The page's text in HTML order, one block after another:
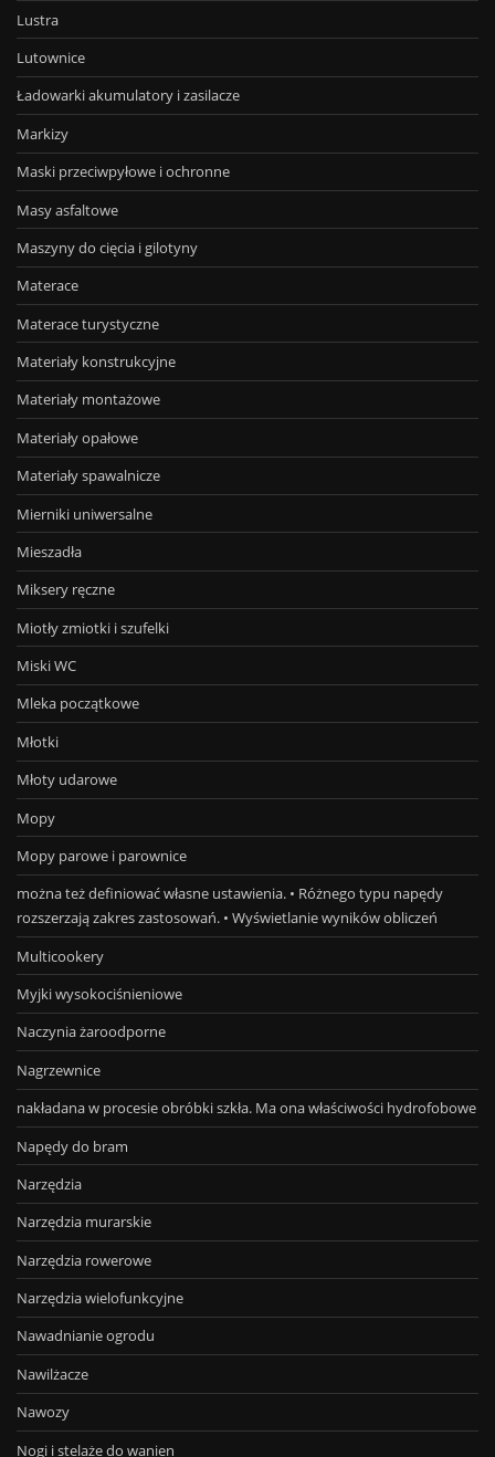
Lustra
Lutownice
Ładowarki akumulatory i zasilacze
Markizy
Maski przeciwpyłowe i ochronne
Masy asfaltowe
Maszyny do cięcia i gilotyny
Materace
Materace turystyczne
Materiały konstrukcyjne
Materiały montażowe
Materiały opałowe
Materiały spawalnicze
Mierniki uniwersalne
Mieszadła
Miksery ręczne
Miotły zmiotki i szufelki
Miski WC
Mleka początkowe
Młotki
Młoty udarowe
Mopy
Mopy parowe i parownice
można też definiować własne ustawienia. • Różnego typu napędy
rozszerzają zakres zastosowań. • Wyświetlanie wyników obliczeń
Multicookery
Myjki wysokociśnieniowe
Naczynia żaroodporne
Nagrzewnice
nakładana w procesie obróbki szkła. Ma ona właściwości hydrofobowe
Napędy do bram
Narzędzia
Narzędzia murarskie
Narzędzia rowerowe
Narzędzia wielofunkcyjne
Nawadnianie ogrodu
Nawilżacze
Nawozy
Nogi i stelaże do wanien